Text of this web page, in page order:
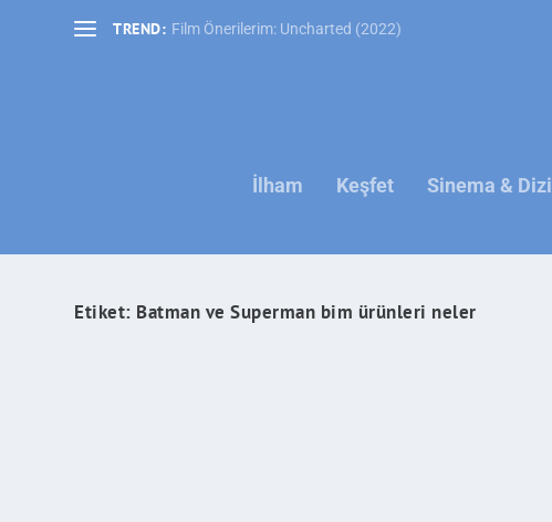
TREND: Film Önerilerim: Uncharted (2022)
İlham Keşfet Sinema & Dizi
Etiket: Batman ve Superman bim ürünleri neler